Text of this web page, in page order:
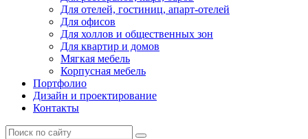
Для отелей, гостиниц, апарт-отелей
Для офисов
Для холлов и общественных зон
Для квартир и домов
Мягкая мебель
Корпусная мебель
Портфолио
Дизайн и проектирование
Контакты